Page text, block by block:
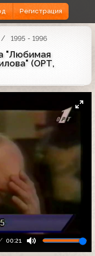
Регистрация
1995 - 1996
"Любимая
(ОРТ,
00:21